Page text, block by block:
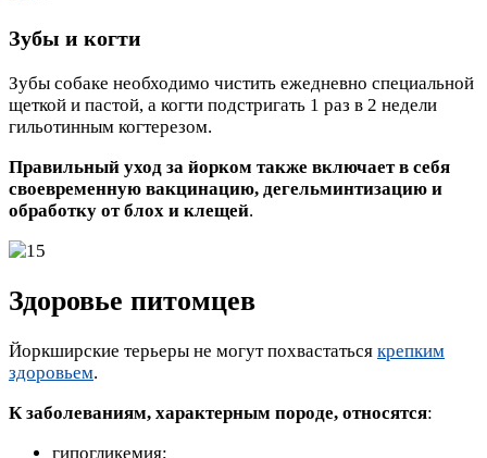
Зубы и когти
Зубы собаке необходимо чистить ежедневно специальной
щеткой и пастой, а когти подстригать 1 раз в 2 недели
гильотинным когтерезом.
Правильный уход за йорком также включает в себя
своевременную вакцинацию, дегельминтизацию и
обработку от блох и клещей.
Здоровье питомцев
Йоркширские терьеры не могут похвастаться крепким
здоровьем.
К заболеваниям, характерным породе, относятся:
гипогликемия;